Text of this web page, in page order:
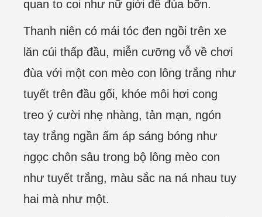
quan to coi như nữ giới để đùa bỡn.
Thanh niên có mái tóc đen ngồi trên xe
lăn cúi thấp đầu, miễn cưỡng vỗ về chơi
đùa với một con mèo con lông trắng như
tuyết trên đầu gối, khóe môi hơi cong
treo ý cười nhẹ nhàng, tản mạn, ngón
tay trắng ngần ấm áp sáng bóng như
ngọc chôn sâu trong bộ lông mèo con
như tuyết trắng, màu sắc na ná nhau tuy
hai mà như một.